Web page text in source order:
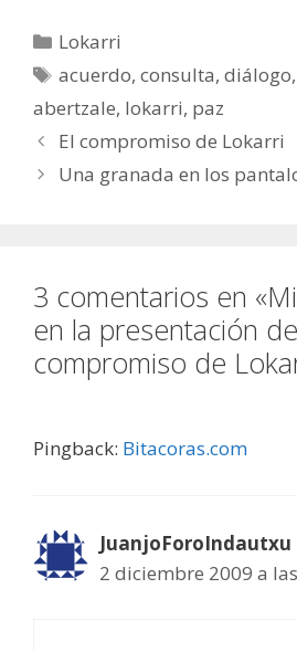
Categorías
Lokarri
Etiquetas
acuerdo,consulta,diálogo,
abertzale, lokarri, paz
El compromiso de Lokarri
Una granada en los
3 comentarios en
en la presentación
compromiso de
Pingback: Bitacoras.com
JuanjoForoIndautxu
2 diciembre 2009 a